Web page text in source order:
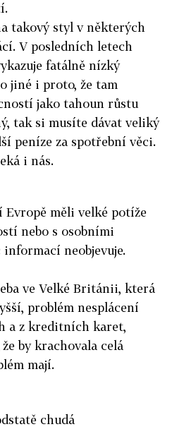
takový styl v některých
V posledních letech
fatálně nízký
jiné i proto, že tam
jako tahoun růstu
tak si musíte dávat veliký
peníze za spotřební věci.
i nás.
Evropě měli velké potíže
nebo s osobními
neobjevuje.
ve Velké Británii, která
problém nesplácení
a z kreditních karet,
by krachovala celá
mají.
chudá